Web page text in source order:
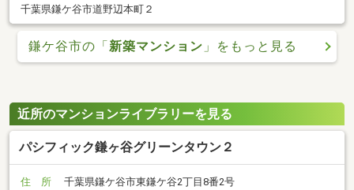
千葉県鎌ケ谷市道野辺本町２
鎌ケ谷市の「新築マンション 」をもっと見る
近所のマンションライブラリーを見る
パシフィック鎌ヶ谷グリーンタウン２
住 所
千葉県鎌ケ谷市東鎌ケ谷2丁目8番2号